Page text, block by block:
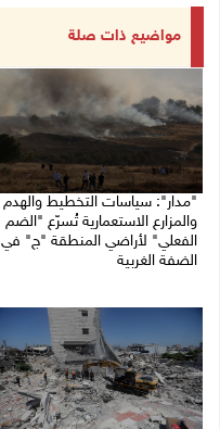
مواضيع ذات صلة
"مدار": سياسات التخطيط والهدم
والمزارع الاستعمارية تُسرّع "الضم
الفعلي" لأراضي المنطقة "ج" في
الضفة الغربية